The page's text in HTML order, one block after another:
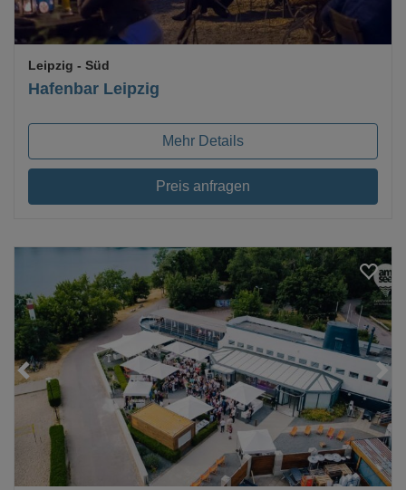
Hafenbar Leipzig
Leipzig - Süd
Mehr Details
Preis anfragen
Loading...